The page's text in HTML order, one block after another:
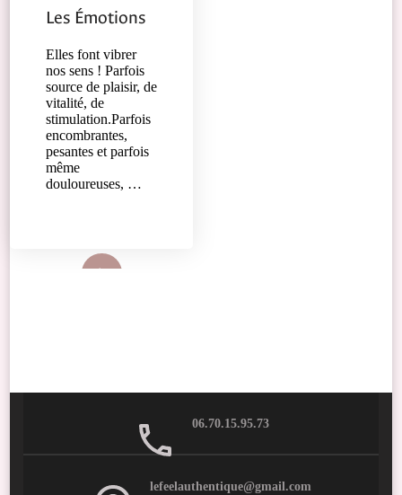
Les Émotions
Elles font vibrer
nos sens ! Parfois
source de plaisir, de
vitalité, de
stimulation.Parfois
encombrantes,
pesantes et parfois
même
douloureuses, …
06.70.15.95.73
lefeelauthentique@gmail.com